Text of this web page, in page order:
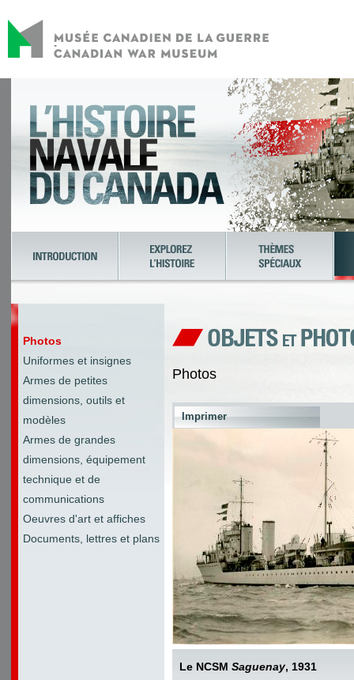
Photos
Uniformes et insignes
Armes de petites
dimensions, outils et
modèles
Armes de grandes
dimensions, équipement
technique et de
communications
Oeuvres d'art et affiches
Documents, lettres et plans
Photos
Imprimer
Le NCSM Saguenay, 1931